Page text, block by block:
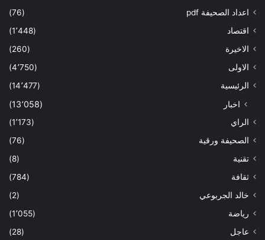
اعداد الصحيفة pdf
(76)
اقتصاد
(1٬448)
الاخيرة
(260)
الاولى
(4٬750)
الرئيسية
(14٬477)
اخبار (13٬058)
الراي
(1٬173)
الصحيفة ورقية
(76)
تقنية
(8)
ثقافة
(784)
خالد الجربوعي
(2)
رياضة
(1٬055)
عاجل
(28)